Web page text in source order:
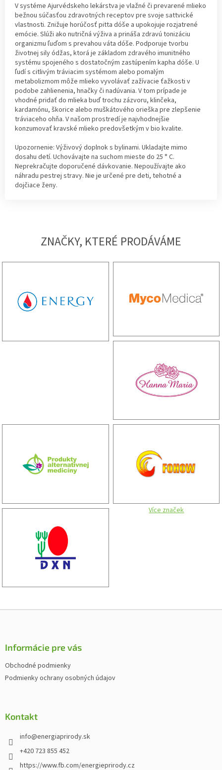
V systéme Ajurvédskeho lekárstva je vlažné či prevarené mlieko
bežnou súčasťou zdravotných receptov pre svoje sattvické
vlastnosti. Znižuje horúčosť pitta dóše a upokojuje rozjatrené
emócie. Slúži ako nutričná výživa a prináša zdravú tonizáciu
organizmu ľuďom s prevahou váta dóše. Podporuje tvorbu
životnej sily ódžas, ktorá je základom zdravého imunitného
systému spojeného s dostatočným zastúpením kapha dóše. U
ľudí s citlivým tráviacim systémom alebo pomalým
metabolizmom môže mlieko vyvolávať zažívacie ťažkosti v
podobe zahlienenia, hnačky či nadúvania. V tom prípade je
vhodné pridať do mlieka buď trochu zázvoru, klinčeka,
kardamónu, škorice alebo muškátového orieška pre zlepšenie
tráviaceho ohňa. V našom prostredí je najvhodnejšie
konzumovať kravské mlieko predovšetkým v bio kvalite.
Upozornenie: Výživový doplnok s bylinami. Ukladajte mimo
dosahu detí. Uchovávajte na suchom mieste do 25 ° C.
Neprekračujte doporučené dávkovanie. Nepoužívajte ako
náhradu pestrej stravy. Nie je určené pre deti, tehotné a
dojčiace ženy.
ZNAČKY, KTERÉ PRODÁVÁME
Více značek
Z
Informácie pre vás
Obchodné podmienky
Podmienky ochrany osobných údajov
Kontakt
info@energiaprirody.sk
+420 723 855 452
https://www.fb.com/energieprirody.cz